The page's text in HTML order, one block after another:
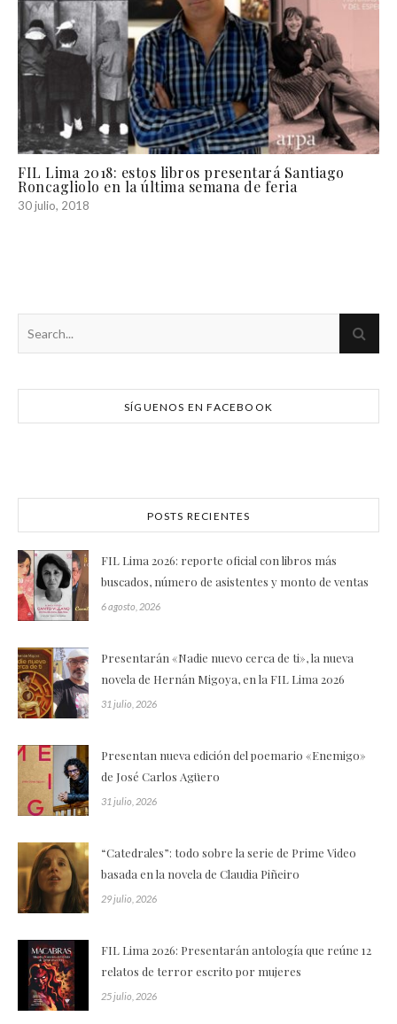
FIL Lima 2018: estos libros presentará Santiago
Roncagliolo en la última semana de feria
30 julio, 2018
SÍGUENOS EN FACEBOOK
POSTS RECIENTES
FIL Lima 2026: reporte oficial con libros más
buscados, número de asistentes y monto de ventas
6 agosto, 2026
Presentarán «Nadie nuevo cerca de ti», la nueva
novela de Hernán Migoya, en la FIL Lima 2026
31 julio, 2026
Presentan nueva edición del poemario «Enemigo»
de José Carlos Agüero
31 julio, 2026
“Catedrales”: todo sobre la serie de Prime Video
basada en la novela de Claudia Piñeiro
29 julio, 2026
FIL Lima 2026: Presentarán antología que reúne 12
relatos de terror escrito por mujeres
25 julio, 2026